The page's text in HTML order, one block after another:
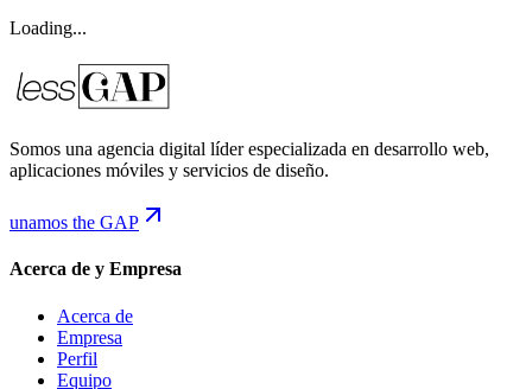
Loading...
Somos una agencia digital líder especializada en desarrollo web,
aplicaciones móviles y servicios de diseño.
unamos the GAP
Acerca de y Empresa
Acerca de
Empresa
Perfil
Equipo